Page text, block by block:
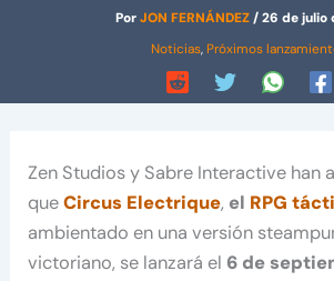
PorJON FERNÁNDEZ/26 de julio
Noticias, Próximos
Zen Studios y Sabre Interactive han
queCircus Electrique, el RPG
ambientado en una versión
victoriano, se lanzará el 6 de